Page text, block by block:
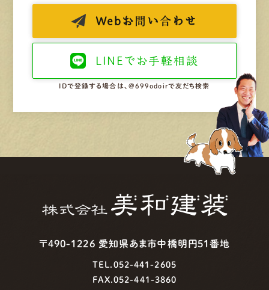
Web お問い合わせ
LINEで お手軽相談
IDで登録する場合は、@699odoirで友だち検索
〒490-1226 愛知県あま市中橋明円51番地
TEL.052-441-2605
FAX.052-441-3860